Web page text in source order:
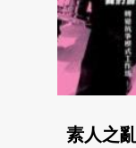
素人之